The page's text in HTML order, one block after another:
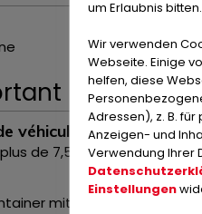
véhicules
de 7,5t
mit Flügeltür ca. 10m³,
um Erlaubnis bitten.
Wir verwenden
Webseite. Einige
helfen, diese
Adressen), z. B.
Anzeigen- und
Verwendung Ihrer
Einstellungen